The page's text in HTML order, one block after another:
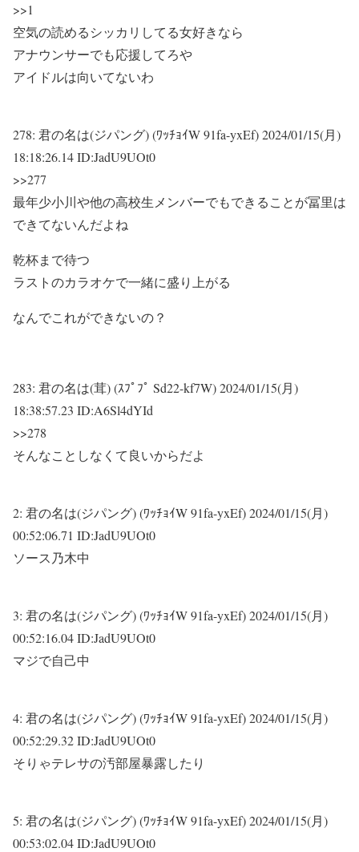
>>1
空気の読めるシッカリしてる女好きなら
アナウンサーでも応援してろや
アイドルは向いてないわ
278: 君の名は(ジパング) (ﾜｯﾁｮｲW 91fa-yxEf)2024/01/15(月)
18:18:26.14 ID:JadU9UOt0
>>277
最年少小川や他の高校生メンバーでもできることが冨里は
できてないんだよね
乾杯まで待つ
ラストのカラオケで一緒に盛り上がる
なんでこれができないの？
283: 君の名は(茸) (ｽﾌﾟﾌﾟ Sd22-kf7W)2024/01/15(月)
18:38:57.23 ID:A6Sl4dYId
>>278
そんなことしなくて良いからだよ
2: 君の名は(ジパング) (ﾜｯﾁｮｲW 91fa-yxEf)2024/01/15(月)
00:52:06.71 ID:JadU9UOt0
ソース乃木中
3: 君の名は(ジパング) (ﾜｯﾁｮｲW 91fa-yxEf)2024/01/15(月)
00:52:16.04 ID:JadU9UOt0
マジで自己中
4: 君の名は(ジパング) (ﾜｯﾁｮｲW 91fa-yxEf)2024/01/15(月)
00:52:29.32 ID:JadU9UOt0
そりゃテレサの汚部屋暴露したり
5: 君の名は(ジパング) (ﾜｯﾁｮｲW 91fa-yxEf)2024/01/15(月)
00:53:02.04 ID:JadU9UOt0